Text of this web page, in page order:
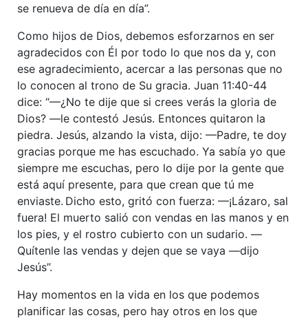
se renueva de día en día”.
Como hijos de Dios, debemos esforzarnos en ser
agradecidos con Él por todo lo que nos da y, con
ese agradecimiento, acercar a las personas que no
lo conocen al trono de Su gracia. Juan 11:40-44
dice: “—¿No te dije que si crees verás la gloria de
Dios? —le contestó Jesús. Entonces quitaron la
piedra. Jesús, alzando la vista, dijo: —Padre, te doy
gracias porque me has escuchado. Ya sabía yo que
siempre me escuchas, pero lo dije por la gente que
está aquí presente, para que crean que tú me
enviaste. Dicho esto, gritó con fuerza: —¡Lázaro, sal
fuera! El muerto salió con vendas en las manos y en
los pies, y el rostro cubierto con un sudario. —
Quítenle las vendas y dejen que se vaya —dijo
Jesús”.
Hay momentos en la vida en los que podemos
planificar las cosas, pero hay otros en los que